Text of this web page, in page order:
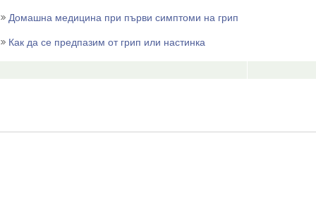
Домашна медицина при първи симптоми на грип
Как да се предпазим от грип или настинка